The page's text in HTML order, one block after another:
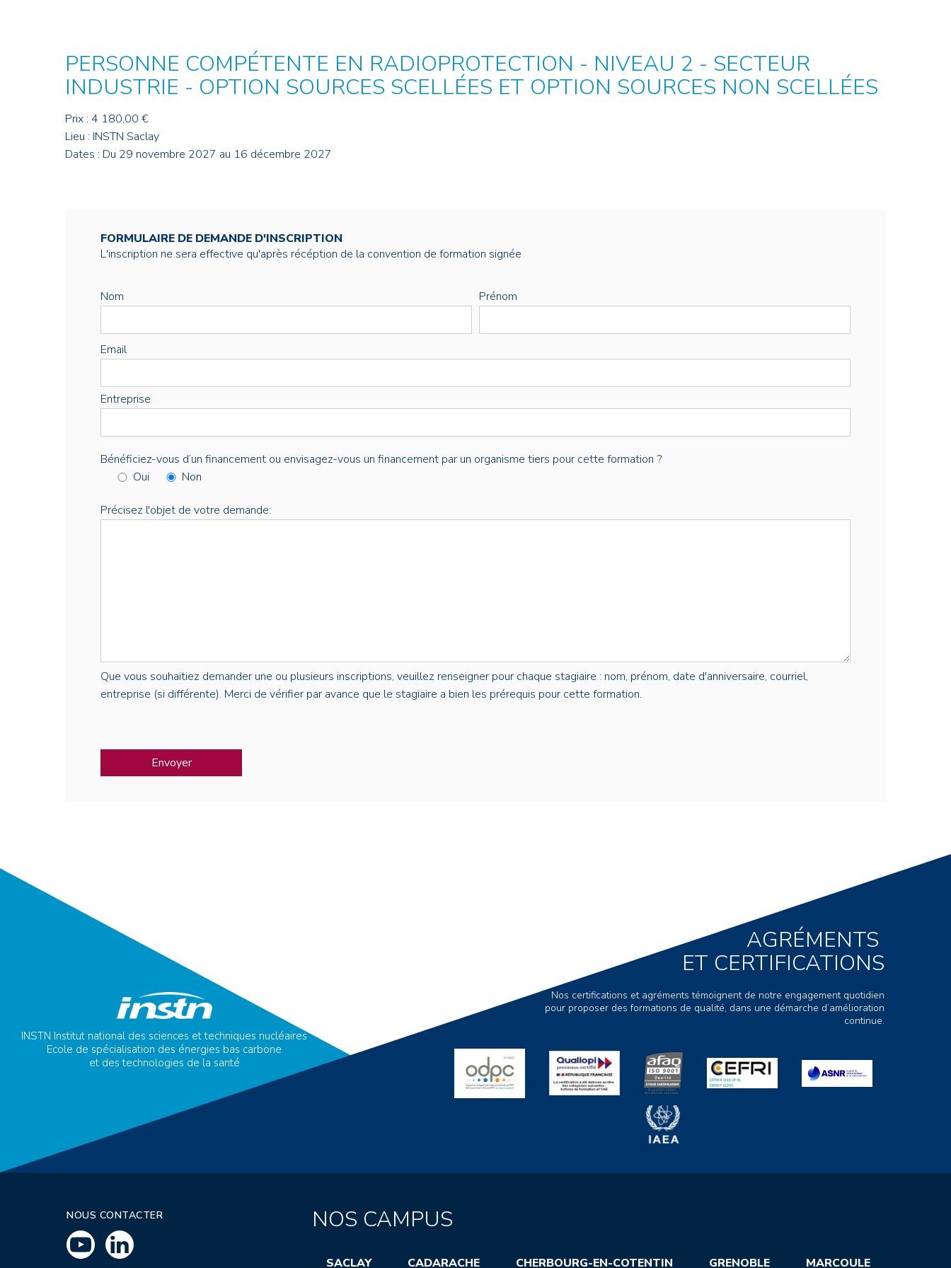
PERSONNE COMPÉTENTE EN RADIOPROTECTION - NIVEAU 2 - SECTEUR
INDUSTRIE - OPTION SOURCES SCELLÉES ET OPTION SOURCES NON SCELLÉES
Prix : 4 180,00 €
Lieu : INSTN Saclay
Dates : Du 29 novembre 2027 au 16 décembre 2027
FORMULAIRE DE DEMANDE D'INSCRIPTION
L'inscription ne sera effective qu'après récéption de la convention de formation signée
Nom Prénom
Email
Entreprise
Bénéficiez-vous d’un financement ou envisagez-vous un financement par un organisme tiers pour cette formation ?
Oui
Non
Précisez l'objet de votre demande:
Que vous souhaitiez demander une ou plusieurs inscriptions, veuillez renseigner pour chaque stagiaire : nom, prénom, date d'anniversaire, courriel,
entreprise (si différente). Merci de vérifier par avance que le stagiaire a bien les prérequis pour cette formation.
INSTN Institut national des sciences et techniques nucléaires
Ecole de spécialisation des énergies bas carbone
et des technologies de la santé
AGRÉMENTS
ET CERTIFICATIONS
Nos certifications et agréments témoignent de notre engagement quotidien
pour proposer des formations de qualité, dans une démarche d’amélioration
continue.
NOUS CONTACTER NOS CAMPUS
SACLAY CADARACHE CHERBOURG-EN-COTENTIN GRENOBLE MARCOULE